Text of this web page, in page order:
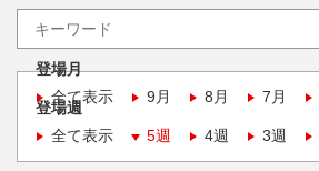
登場月
全て表示
9月 8月 7月
登場週
全て表示
5週 4週 3週